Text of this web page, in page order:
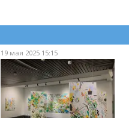
19 мая 2025 15:15